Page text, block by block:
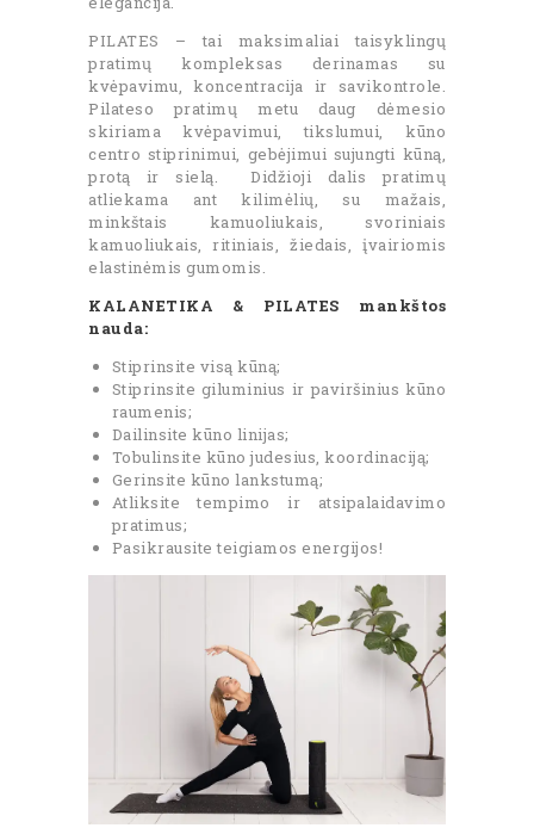
PILATES – tai maksimaliai taisyklingų
pratimų kompleksas derinamas su
kvėpavimu, koncentracija ir savikontrole.
Pilateso pratimų metu daug dėmesio
skiriama kvėpavimui, tikslumui, kūno
centro stiprinimui, gebėjimui sujungti kūną,
protą ir sielą. Didžioji dalis pratimų
atliekama ant kilimėlių, su mažais,
minkštais kamuoliukais, svoriniais
kamuoliukais, ritiniais, žiedais, įvairiomis
elastinėmis gumomis.
KALANETIKA & PILATES mankštos
nauda:
Stiprinsite visą kūną;
Stiprinsite giluminius ir paviršinius kūno
raumenis;
Dailinsite kūno linijas;
Tobulinsite kūno judesius, koordinaciją;
Gerinsite kūno lankstumą;
Atliksite tempimo ir atsipalaidavimo
pratimus;
Pasikrausite teigiamos energijos!